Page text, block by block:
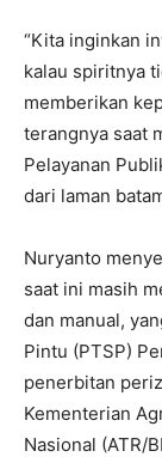
“Kita inginkan
kalau spiritnya
memberikan
terangnya saat
Pelayanan
dari laman
Nuryanto
saat ini masih
dan manual,
Pintu (PTSP)
penerbitan
Kementerian
Nasional (ATR/